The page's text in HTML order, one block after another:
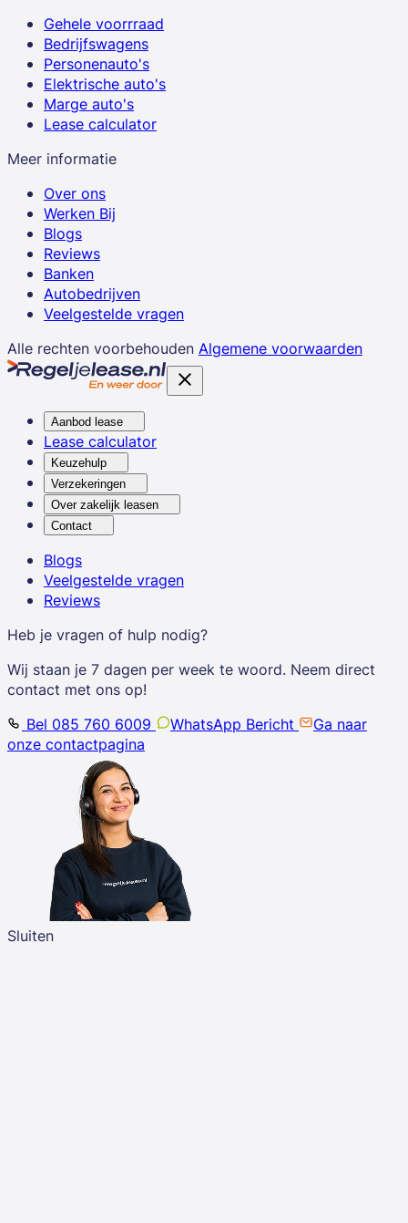
Gehele voorrraad
Bedrijfswagens
Personenauto's
Elektrische auto's
Marge auto's
Lease calculator
Meer informatie
Over ons
Werken Bij
Blogs
Reviews
Banken
Autobedrijven
Veelgestelde vragen
Alle rechten voorbehouden Algemene voorwaarden
Aanbod lease
Lease calculator
Keuzehulp
Verzekeringen
Over zakelijk leasen
Contact
Blogs
Veelgestelde vragen
Reviews
Heb je vragen of hulp nodig?
Wij staan je 7 dagen per week te woord. Neem direct
contact met ons op!
Bel 085 760 6009
WhatsApp Bericht
Ga naar
onze contactpagina
Sluiten